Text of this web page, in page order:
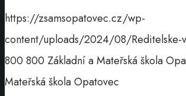
https://zsamsopatovec.cz/wp-
content/uploads/2024/08/Reditelske-
800 800 Základní a Mateřská škola
Mateřská škola Opatovec